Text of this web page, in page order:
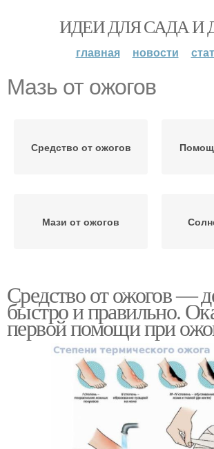
ИДЕИ ДЛЯ САДА И
главная новости
Мазь от ожогов
Средство от ожогов
Мази от ожогов
Термические ожоги
Средство от ожогов ―
быстро и правильно.
первой помощи при